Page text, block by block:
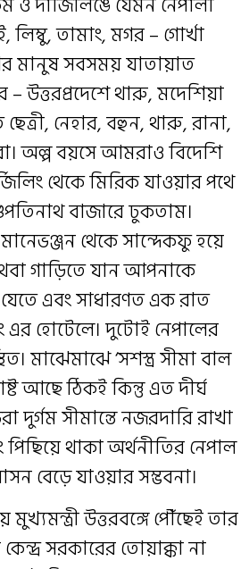
লিম্বু, তামাং, মগর – গোর্খা
মানুষ সবসময় যাতায়াত
উত্তরপ্রদেশে থারু, মদেশিয়া
ছেত্রী, নেহার, বহুন, থারু, রানা,
অল্প বয়সে আমরাও বিদেশি
থেকে মিরিক যাওয়ার পথে
বাজারে ঢুকতাম।
থেকে সান্দেকফু হয়ে
গাড়িতে যান আপনাকে
এবং সাধারণত এক রাত
হোটেলে। দুটোই নেপালের
মাঝেমাঝে ‘সশস্ত্র সীমা বাল
আছে ঠিকই কিন্তু এত দীর্ঘ
দুর্গম সীমান্তে নজরদারি রাখা
পিছিয়ে থাকা অর্থনীতির নেপাল
বেড়ে যাওয়ার সম্ভবনা।
মুখ্যমন্ত্রী উত্তরবঙ্গে পৌঁছেই তার
সরকারের তোয়াক্কা না